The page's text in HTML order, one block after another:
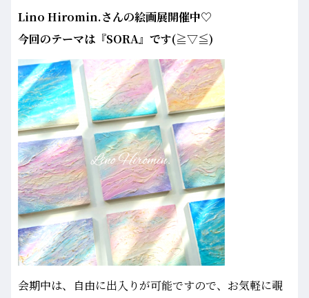
Lino Hiromin.さんの絵画展開催中♡
今回のテーマは『SORA』です(≧▽≦)
会期中は、自由に出入りが可能ですので、お気軽に覗